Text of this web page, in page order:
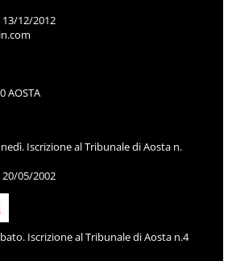
12/2012
AOSTA
Iscrizione al Tribunale di Aosta n.
05/2002
Iscrizione al Tribunale di Aosta n.4